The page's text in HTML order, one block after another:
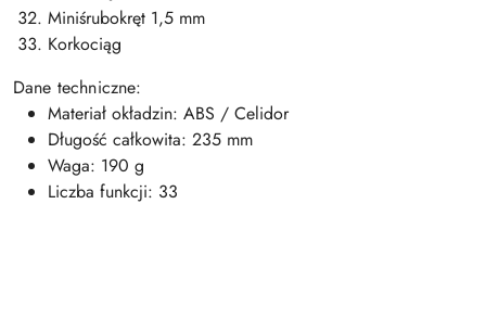
Miniśrubokręt 1,5 mm
Korkociąg
Dane techniczne:
Materiał okładzin: ABS / Celidor
Długość całkowita: 235 mm
Waga: 190 g
Liczba funkcji: 33